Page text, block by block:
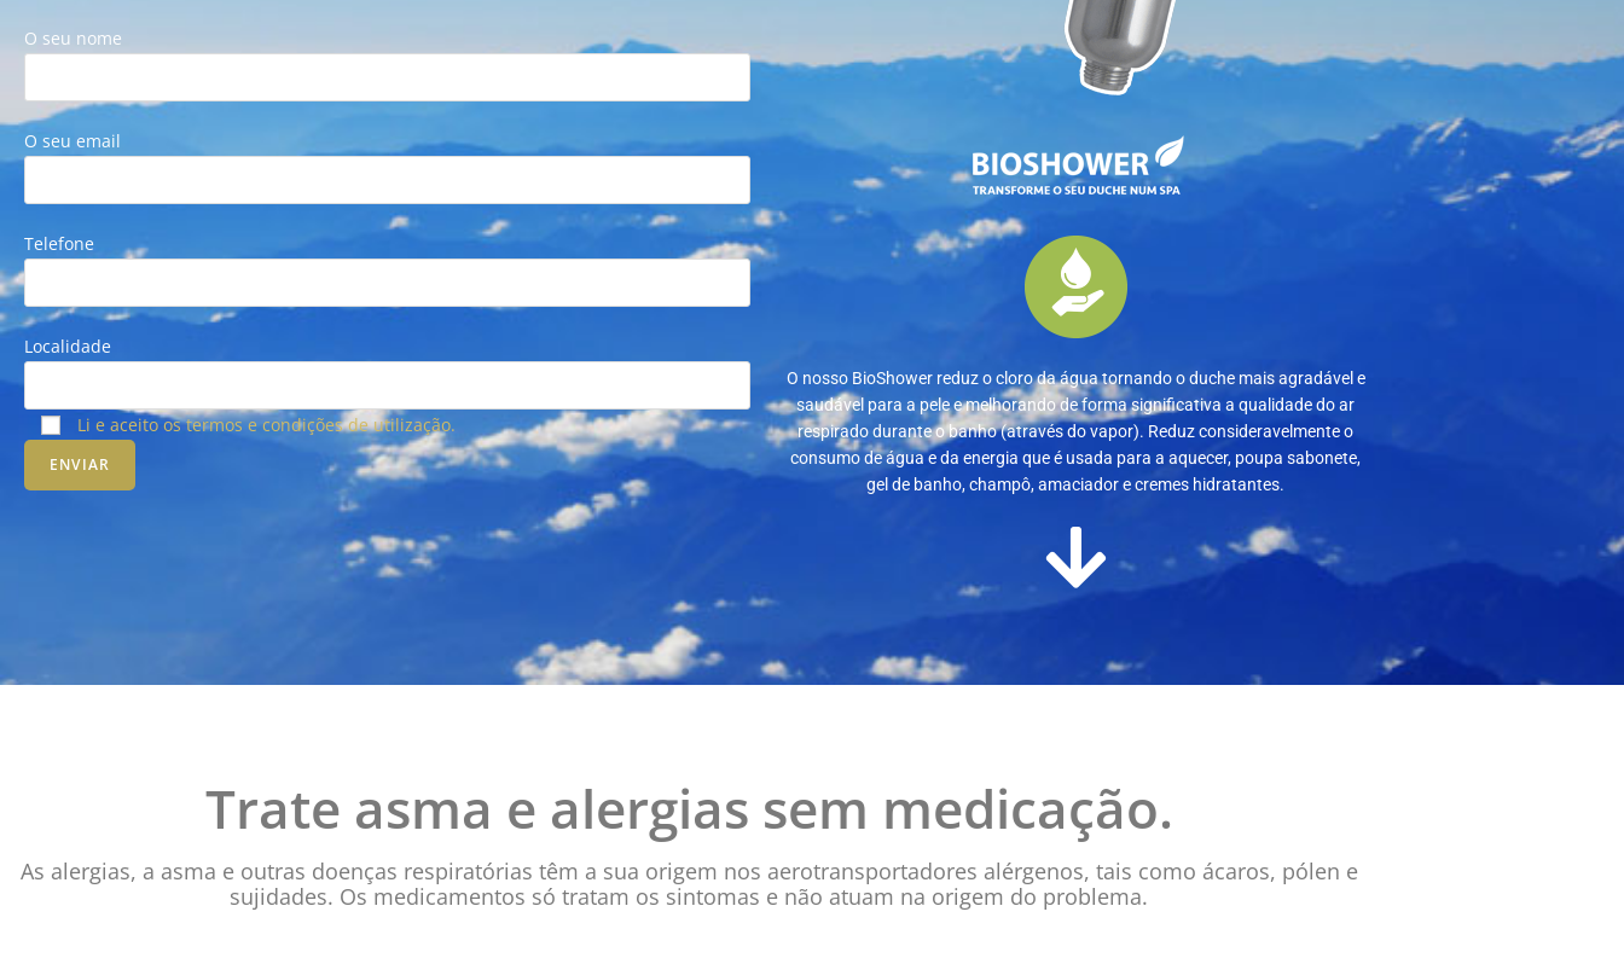
O seu nome
O seu email
Telefone
Localidade
Li e aceito os termos e condições de utilização.
O nosso BioShower reduz o cloro da água tornando o duche mais agradável e
saudável para a pele e melhorando de forma significativa a qualidade do ar
respirado durante o banho (através do vapor). Reduz consideravelmente o
consumo de água e da energia que é usada para a aquecer, poupa sabonete,
gel de banho, champô, amaciador e cremes hidratantes.
Trate asma e alergias sem medicação.
As alergias, a asma e outras doenças respiratórias têm a sua origem nos aerotransportadores alérgenos, tais como ácaros, pólen e
sujidades. Os medicamentos só tratam os sintomas e não atuam na origem do problema.